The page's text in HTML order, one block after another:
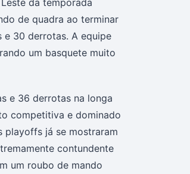
da temporada
de quadra ao terminar
e 30 derrotas. A equipe
um basquete muito
e 36 derrotas na longa
competitiva e dominado
playoffs já se mostraram
contundente
um roubo de mando